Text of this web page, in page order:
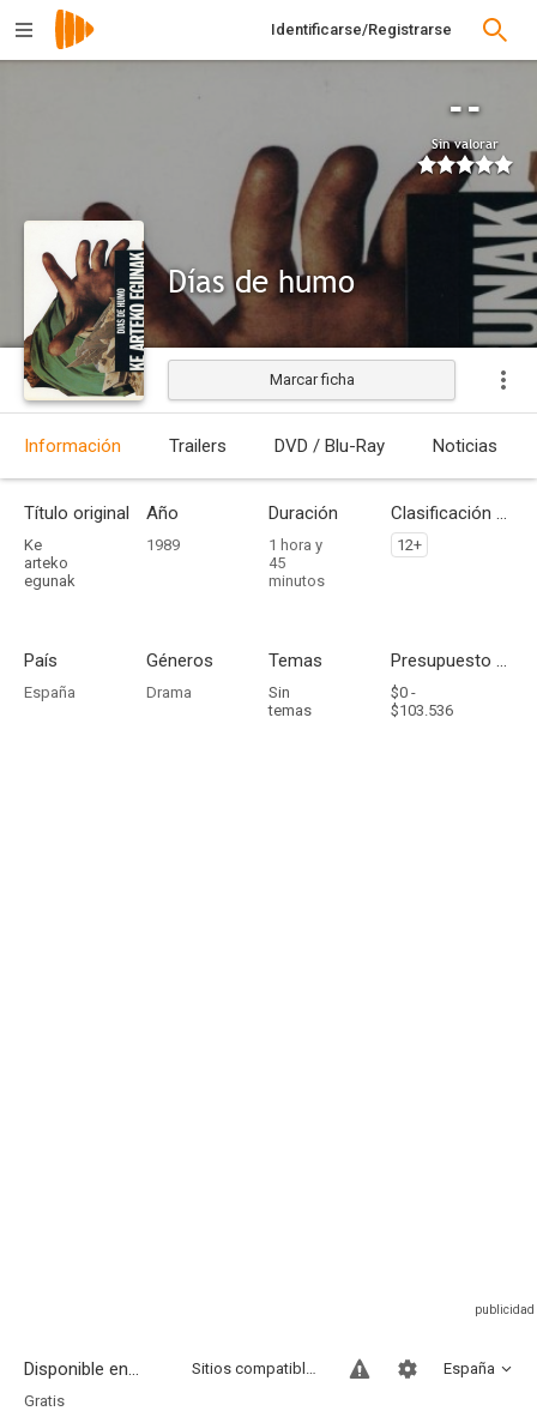
Identificarse/Registrarse
--
Sin valorar
Días de humo
Estrenada
Marcar ficha
Información Trailers DVD / Blu-Ray Noticias
Título original
Ke
arteko
egunak
Año
1989
Duración
1 hora y
45
minutos
Clasificación por edades
12+
País
España
Géneros
Drama
Temas
Sin
temas
Presupuesto - Ingresos
$0 -
$103.536
Disponible en... España
Sitios compatibles
Gratis